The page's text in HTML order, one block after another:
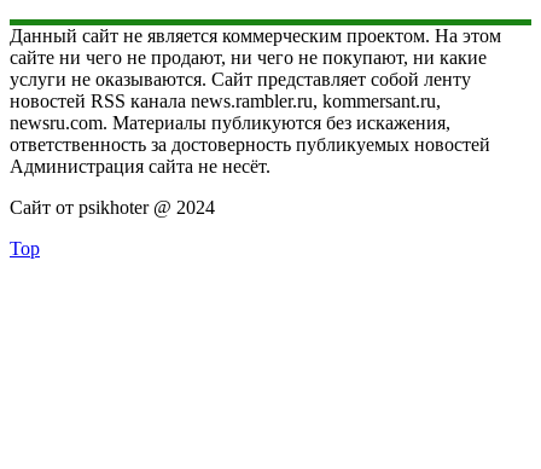
Данный сайт не является коммерческим проектом. На этом
сайте ни чего не продают, ни чего не покупают, ни какие
услуги не оказываются. Сайт представляет собой ленту
новостей RSS канала news.rambler.ru, kommersant.ru,
newsru.com. Материалы публикуются без искажения,
ответственность за достоверность публикуемых новостей
Администрация сайта не несёт.
Сайт от psikhoter @ 2024
Top